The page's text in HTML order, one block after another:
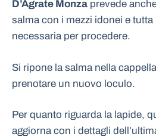
D’Agrate Monza prevede
salma con i mezzi idonei e
necessaria per procedere.
Si ripone la salma nella
prenotare un nuovo loculo.
Per quanto riguarda la lapide,
aggiorna con i dettagli